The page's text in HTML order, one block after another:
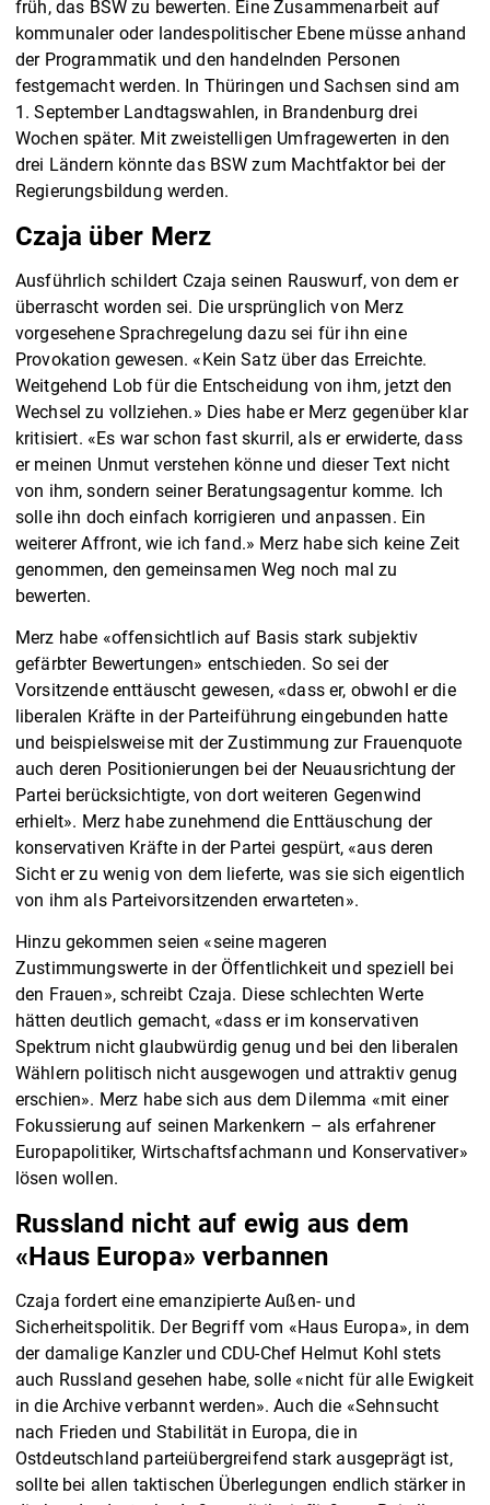
früh, das BSW zu bewerten. Eine Zusammenarbeit auf
kommunaler oder landespolitischer Ebene müsse anhand
der Programmatik und den handelnden Personen
festgemacht werden. In Thüringen und Sachsen sind am
1. September Landtagswahlen, in Brandenburg drei
Wochen später. Mit zweistelligen Umfragewerten in den
drei Ländern könnte das BSW zum Machtfaktor bei der
Regierungsbildung werden.
Czaja über Merz
Ausführlich schildert Czaja seinen Rauswurf, von dem er
überrascht worden sei. Die ursprünglich von Merz
vorgesehene Sprachregelung dazu sei für ihn eine
Provokation gewesen. «Kein Satz über das Erreichte.
Weitgehend Lob für die Entscheidung von ihm, jetzt den
Wechsel zu vollziehen.» Dies habe er Merz gegenüber klar
kritisiert. «Es war schon fast skurril, als er erwiderte, dass
er meinen Unmut verstehen könne und dieser Text nicht
von ihm, sondern seiner Beratungsagentur komme. Ich
solle ihn doch einfach korrigieren und anpassen. Ein
weiterer Affront, wie ich fand.» Merz habe sich keine Zeit
genommen, den gemeinsamen Weg noch mal zu
bewerten.
Merz habe «offensichtlich auf Basis stark subjektiv
gefärbter Bewertungen» entschieden. So sei der
Vorsitzende enttäuscht gewesen, «dass er, obwohl er die
liberalen Kräfte in der Parteiführung eingebunden hatte
und beispielsweise mit der Zustimmung zur Frauenquote
auch deren Positionierungen bei der Neuausrichtung der
Partei berücksichtigte, von dort weiteren Gegenwind
erhielt». Merz habe zunehmend die Enttäuschung der
konservativen Kräfte in der Partei gespürt, «aus deren
Sicht er zu wenig von dem lieferte, was sie sich eigentlich
von ihm als Parteivorsitzenden erwarteten».
Hinzu gekommen seien «seine mageren
Zustimmungswerte in der Öffentlichkeit und speziell bei
den Frauen», schreibt Czaja. Diese schlechten Werte
hätten deutlich gemacht, «dass er im konservativen
Spektrum nicht glaubwürdig genug und bei den liberalen
Wählern politisch nicht ausgewogen und attraktiv genug
erschien». Merz habe sich aus dem Dilemma «mit einer
Fokussierung auf seinen Markenkern – als erfahrener
Europapolitiker, Wirtschaftsfachmann und Konservativer»
lösen wollen.
Russland nicht auf ewig aus dem
«Haus Europa» verbannen
Czaja fordert eine emanzipierte Außen- und
Sicherheitspolitik. Der Begriff vom «Haus Europa», in dem
der damalige Kanzler und CDU-Chef Helmut Kohl stets
auch Russland gesehen habe, solle «nicht für alle Ewigkeit
in die Archive verbannt werden». Auch die «Sehnsucht
nach Frieden und Stabilität in Europa, die in
Ostdeutschland parteiübergreifend stark ausgeprägt ist,
sollte bei allen taktischen Überlegungen endlich stärker in